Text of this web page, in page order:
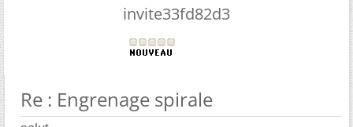
invite33fd82d3
Re : Engrenage spirale